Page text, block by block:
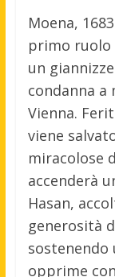
Moena,
primo ruolo
un
condanna a
Vienna.
viene
miracolose
accenderà
Hasan,
generosità
opprime